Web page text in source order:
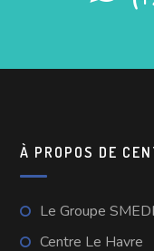
À PROPOS DE
Le Groupe SMEDI
Centre Le Havre